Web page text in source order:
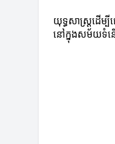
យុទ្ធសាស្ត្រដើម្
នៅក្នុងសម័យទំនើ